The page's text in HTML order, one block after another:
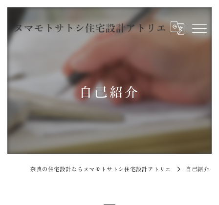
自己紹介
奈良の住宅設計ならヌマモトサトシ住宅設計アトリエ 自己紹介